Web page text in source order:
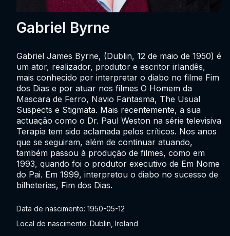
Gabriel Byrne
Data de nascimento: 1950-05-12
Local de nascimento: Dublin, Ireland
Gabriel James Byrne, (Dublin, 12 de maio de 1950) é
um ator, realizador, produtor e escritor irlandês,
mais conhecido por interpretar o diabo no filme Fim
dos Dias e por atuar nos filmes O Homem da
Mascara de Ferro, Navio Fantasma, The Usual
Suspects e Stigmata. Mais recentemente, a sua
actuação como o Dr. Paul Weston na série televisiva
Terapia tem sido aclamada pelos críticos. Nos anos
que se seguiram, além de continuar atuando,
também passou à produção de filmes, como em
1993, quando foi o produtor executivo de Em Nome
do Pai. Em 1999, interpretou o diabo no sucesso de
bilheterias, Fim dos Dias.